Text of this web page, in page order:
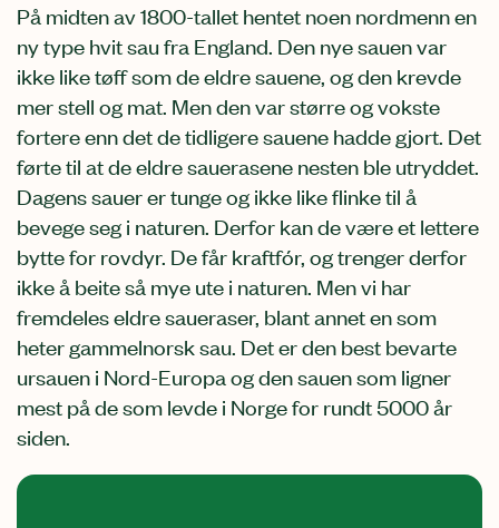
På midten av 1800-tallet hentet noen nordmenn en
ny type hvit sau fra England. Den nye sauen var
ikke like tøff som de eldre sauene, og den krevde
mer stell og mat. Men den var større og vokste
fortere enn det de tidligere sauene hadde gjort. Det
førte til at de eldre sauerasene nesten ble utryddet.
Dagens sauer er tunge og ikke like flinke til å
bevege seg i naturen. Derfor kan de være et lettere
bytte for rovdyr. De får kraftfór, og trenger derfor
ikke å beite så mye ute i naturen. Men vi har
fremdeles eldre saueraser, blant annet en som
heter gammelnorsk sau. Det er den best bevarte
ursauen i Nord-Europa og den sauen som ligner
mest på de som levde i Norge for rundt 5000 år
siden.